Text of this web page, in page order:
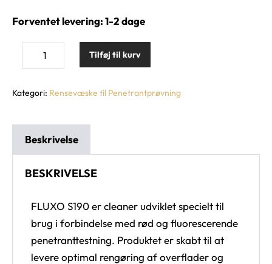
Forventet levering: 1-2 dage
Tilføj til kurv
Kategori: Rensevæske til Penetrantprøvning
Beskrivelse
BESKRIVELSE
FLUXO S190 er cleaner udviklet specielt til
brug i forbindelse med rød og fluorescerende
penetranttestning. Produktet er skabt til at
levere optimal rengøring af overflader og